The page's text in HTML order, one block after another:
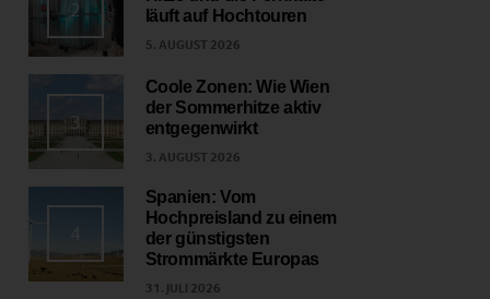
2
läuft auf Hochtouren
5. AUGUST 2026
3
Coole Zonen: Wie Wien
der Sommerhitze aktiv
entgegenwirkt
3. AUGUST 2026
4
Spanien: Vom
Hochpreisland zu einem
der günstigsten
Strommärkte Europas
31. JULI 2026